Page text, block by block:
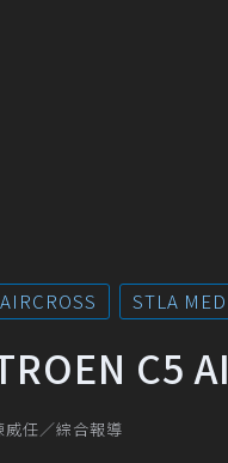
STLA
C5
任／綜合報導